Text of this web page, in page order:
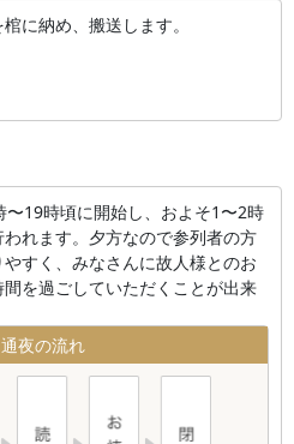
に納め、搬送します。
〜19時頃に開始し、およそ1〜2時
れます。夕方なので参列者の方
すく、みなさんに故人様とのお
間を過ごしていただくことが出来
通夜の流れ